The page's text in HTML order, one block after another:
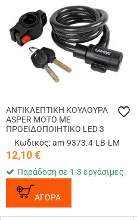
ΑΝΤΙΚΛΕΠΤΙΚΗ ΚΟΥΛΟΥΡΑ
ASPER ΜΟΤΟ ΜΕ
ΠΡΟΕΙΔΟΠΟΙΗΤΙΚΟ LED 3
ΧΡΗΣΕΩΝ 12mm/100cm (2
ΚΛΕΙΔΙΑ)
Κωδικός: am-9373.4-LB-LM
12,10€
Παράδοση σε 1-3 εργάσιμες
ΑΓΟΡΑ